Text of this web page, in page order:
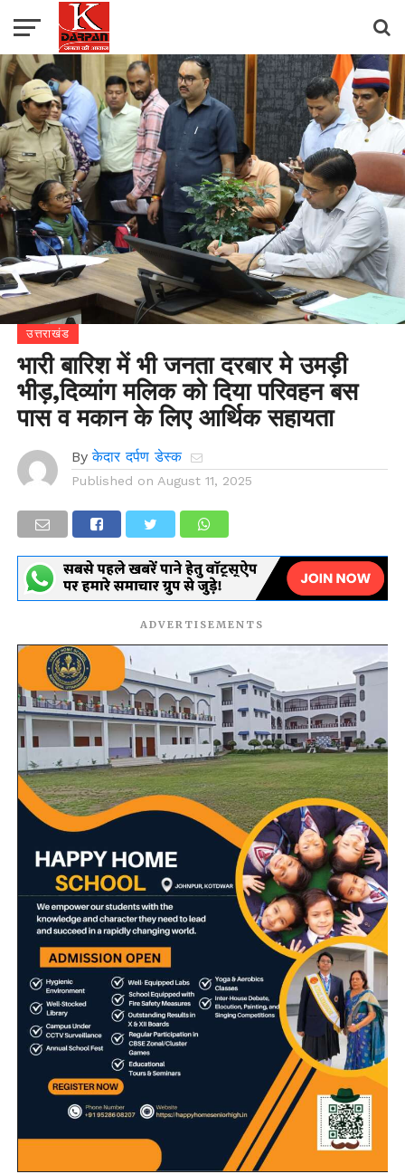
उत्तराखंड
भारी बारिश में भी जनता दरबार मे उमड़ी
भीड़,दिव्यांग मलिक को दिया परिवहन बस
पास व मकान के लिए आर्थिक सहायता
By केदार दर्पण डेस्क
Published on August 11, 2025
ADVERTISEMENTS